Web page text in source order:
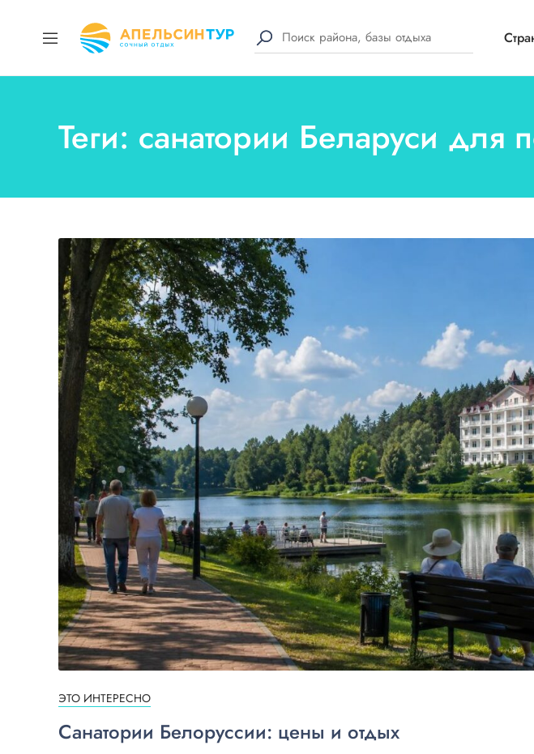
Теги: санатории Беларуси
ЭТО ИНТЕРЕСНО
Санатории Белоруссии: цены и отдых